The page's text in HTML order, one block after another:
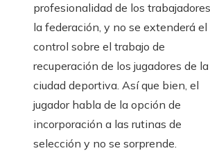
profesionalidad de los
la federación, y no se extenderá el
control sobre el trabajo de
recuperación de los jugadores de la
ciudad deportiva. Así que bien, el
jugador habla de la opción de
incorporación a las rutinas de
selección y no se sorprende.